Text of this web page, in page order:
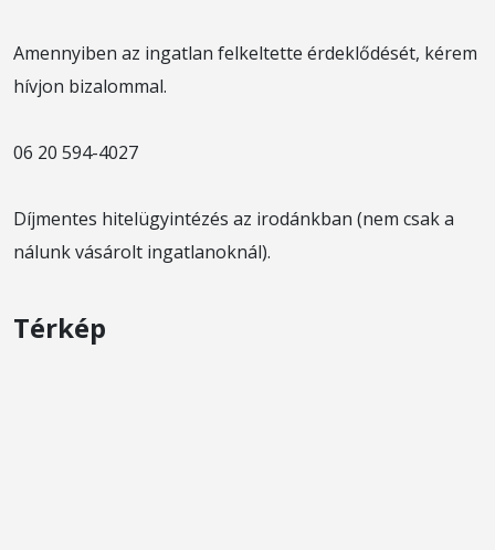
Amennyiben az ingatlan felkeltette érdeklődését, kérem
hívjon bizalommal.
06 20 594-4027
Díjmentes hitelügyintézés az irodánkban (nem csak a
nálunk vásárolt ingatlanoknál).
Térkép